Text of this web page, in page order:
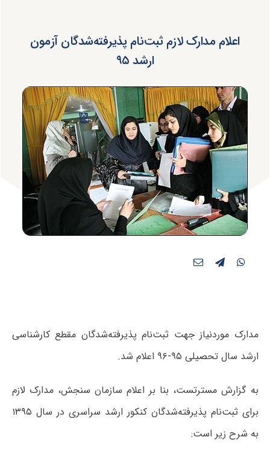
اعلام مدارک‌ لازم‌ ثبت‌نام‌ پذیرفته‌شدگان آزمون
ارشد ۹۵
مدارک موردنیاز جهت ثبت‌نام پذیرفته‌شدگان مقطع کارشناسی
ارشد سال تحصیلی ۹۵-۹۶ اعلام شد.
به گزارش مسترتست، بنا بر اعلام سازمان سنجش، مدارک لازم
برای ثبت‌نام پذیرفته‌شدگان کنکور ارشد سراسری در سال ۱۳۹۵
به شرح زیر است: